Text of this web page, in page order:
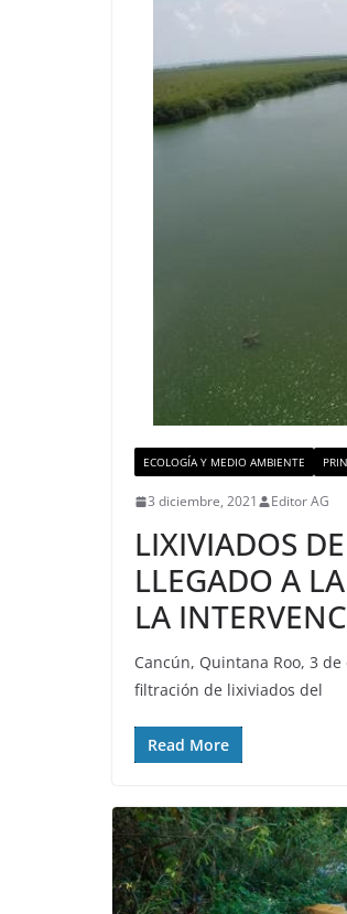
ECOLOGÍA Y MEDIO AMBIENTE
3 diciembre, 2021 Editor AG
LIXIVIADOS
LLEGADO A
LA
Cancún, Quintana Roo, 3
filtración de lixiviados del
Read More